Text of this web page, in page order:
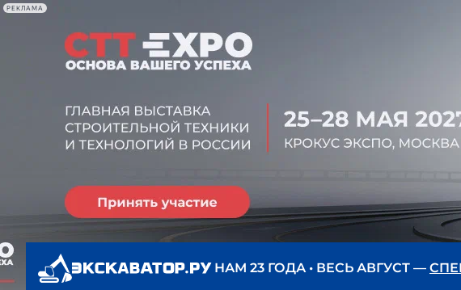
РЕКЛАМА
НАМ 23 ГОДА • ВЕСЬ АВГУСТ —